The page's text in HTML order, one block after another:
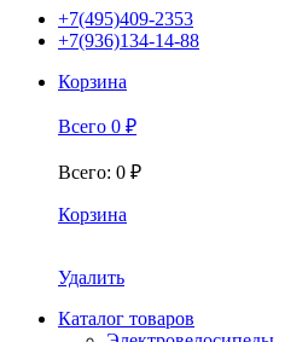
+7(495)409-2353
+7(936)134-14-88
Корзина
Всего 0 ₽
Всего: 0 ₽
Корзина
Удалить
Каталог товаров